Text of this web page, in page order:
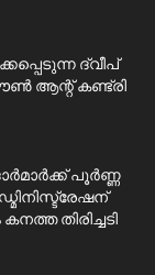
ദ്വീപ്
ആന്റ് കണ്ട്രി
പൂർണ്ണ
തിരിച്ചടി